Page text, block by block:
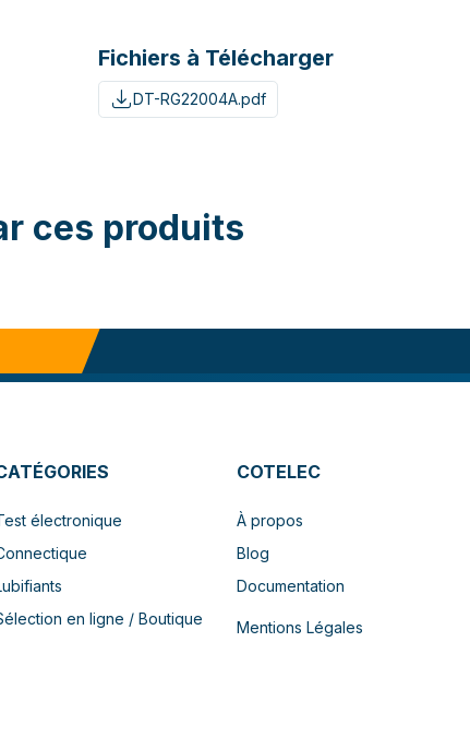
Fichiers à Télécharger
DT-RG22004A.pdf
ces produits
électronique
en ligne / Boutique
COTELEC
À propos
Blog
Documentation
Mentions Légales